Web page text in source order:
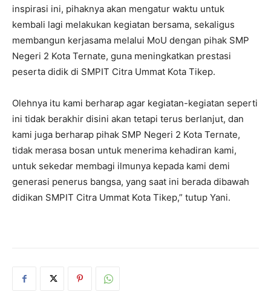
inspirasi ini, pihaknya akan mengatur waktu untuk
kembali lagi melakukan kegiatan bersama, sekaligus
membangun kerjasama melalui MoU dengan pihak SMP
Negeri 2 Kota Ternate, guna meningkatkan prestasi
peserta didik di SMPIT Citra Ummat Kota Tikep.
Olehnya itu kami berharap agar kegiatan-kegiatan seperti
ini tidak berakhir disini akan tetapi terus berlanjut, dan
kami juga berharap pihak SMP Negeri 2 Kota Ternate,
tidak merasa bosan untuk menerima kehadiran kami,
untuk sekedar membagi ilmunya kepada kami demi
generasi penerus bangsa, yang saat ini berada dibawah
didikan SMPIT Citra Ummat Kota Tikep,” tutup Yani.